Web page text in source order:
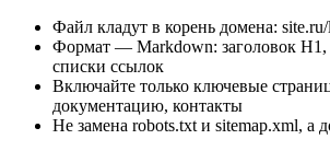
Файл кладут в корень домена:
Формат — Markdown: заголовок H1,
списки ссылок
Включайте только ключевые
документацию, контакты
Не замена robots.txt и sitemap.xml, а